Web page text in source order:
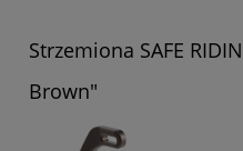
Strzemiona SAFE
Brown"